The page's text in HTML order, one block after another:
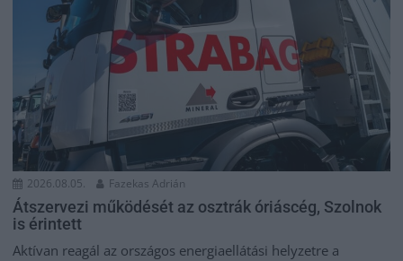
2026.08.05. Fazekas Adrián
Átszervezi működését az osztrák óriáscég, Szolnok
is érintett
Aktívan reagál az országos energiaellátási helyzetre a